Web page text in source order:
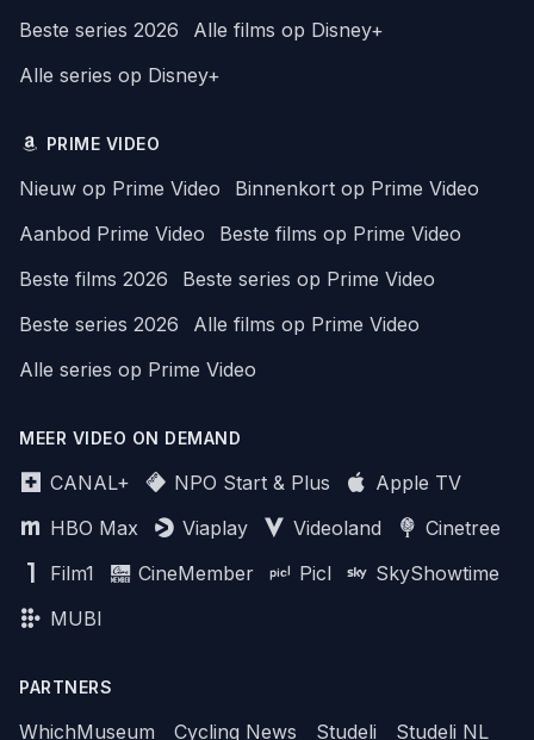
Beste series 2026
Alle films op Disney+
Alle series op Disney+
PRIME VIDEO
Nieuw op Prime Video
Binnenkort op Prime Video
Aanbod Prime Video
Beste films op Prime Video
Beste films 2026
Beste series op Prime Video
Beste series 2026
Alle films op Prime Video
Alle series op Prime Video
MEER VIDEO ON DEMAND
CANAL+ NPO Start & Plus
Apple TV
HBO Max
Viaplay Videoland
Cinetree
Film1
CineMember Picl
SkyShowtime
MUBI
PARTNERS
WhichMuseum Cycling News Studeli Studeli NL